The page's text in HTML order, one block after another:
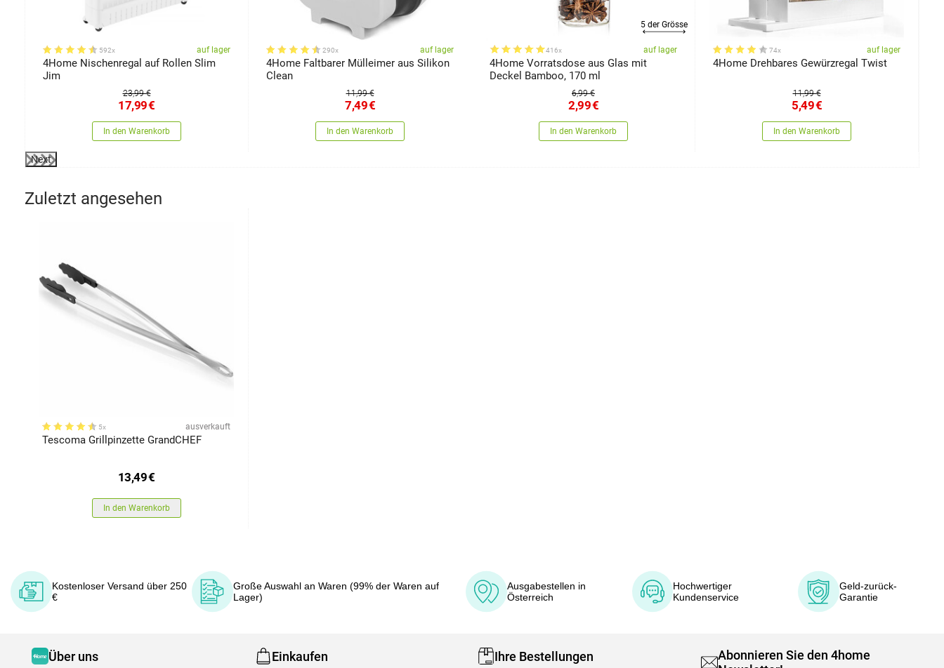
592x auf lager
4Home Nischenregal auf Rollen Slim
Jim
23,99 €
17,99€
In den Warenkorb
290x auf lager
4Home Faltbarer Mülleimer aus Silikon
Clean
11,99 €
7,49€
In den Warenkorb
5 der Grösse
416x auf lager
4Home Vorratsdose aus Glas mit
Deckel Bamboo, 170 ml
6,99 €
2,99€
In den Warenkorb
74x auf lager
4Home Drehbares Gewürzregal Twist
11,99 €
5,49€
In den Warenkorb
Next
Zuletzt angesehen
5x ausverkauft
Tescoma Grillpinzette GrandCHEF
13,49€
In den Warenkorb
Kostenloser Versand über 250
€
Große Auswahl an Waren (99% der Waren auf
Lager)
Ausgabestellen in
Österreich
Hochwertiger
Kundenservice
Geld-zurück-
Garantie
Über uns Einkaufen Ihre Bestellungen
Abonnieren Sie den 4home